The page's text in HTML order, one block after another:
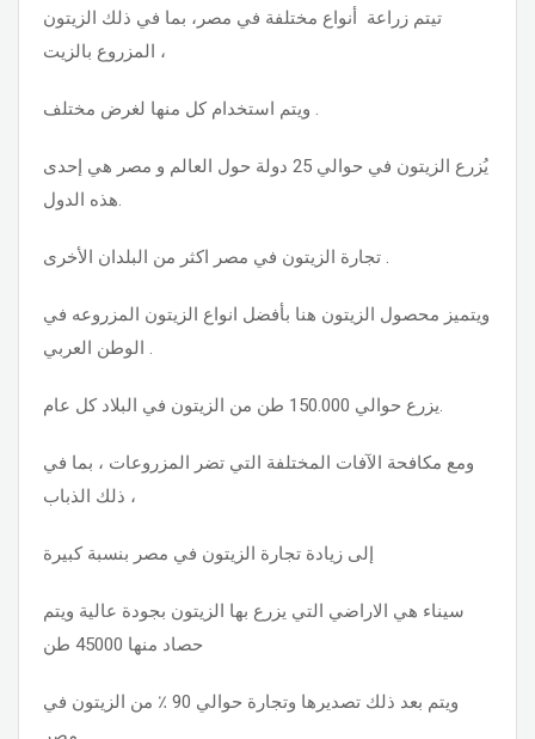
تيتم زراعة أنواع مختلفة في مصر، بما في ذلك الزيتون
المزروع بالزيت ،
ويتم استخدام كل منها لغرض مختلف .
يُزرع الزيتون في حوالي 25 دولة حول العالم و مصر هي إحدى
هذه الدول.
تجارة الزيتون في مصر اكثر من البلدان الأخرى .
ويتميز محصول الزيتون هنا بأفضل انواع الزيتون المزروعه في
الوطن العربي .
يزرع حوالي 150.000 طن من الزيتون في البلاد كل عام.
ومع مكافحة الآفات المختلفة التي تضر المزروعات ، بما في
ذلك الذباب ،
إلى زيادة تجارة الزيتون في مصر بنسبة كبيرة
سيناء هي الاراضي التي يزرع بها الزيتون بجودة عالية ويتم
حصاد منها 45000 طن
ويتم بعد ذلك تصديرها وتجارة حوالي 90 ٪ من الزيتون في